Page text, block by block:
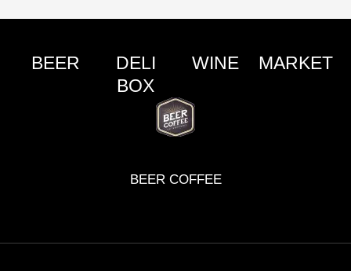
BEER
DELI
BOX
WINE MARKET
BEER COFFEE